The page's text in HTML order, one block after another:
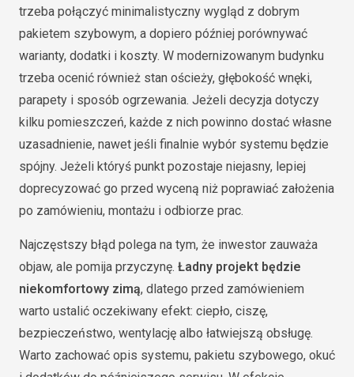
trzeba połączyć minimalistyczny wygląd z dobrym
pakietem szybowym, a dopiero później porównywać
warianty, dodatki i koszty. W modernizowanym budynku
trzeba ocenić również stan ościeży, głębokość wnęki,
parapety i sposób ogrzewania. Jeżeli decyzja dotyczy
kilku pomieszczeń, każde z nich powinno dostać własne
uzasadnienie, nawet jeśli finalnie wybór systemu będzie
spójny. Jeżeli któryś punkt pozostaje niejasny, lepiej
doprecyzować go przed wyceną niż poprawiać założenia
po zamówieniu, montażu i odbiorze prac.
Najczęstszy błąd polega na tym, że inwestor zauważa
objaw, ale pomija przyczynę. Ładny projekt będzie
niekomfortowy zimą, dlatego przed zamówieniem
warto ustalić oczekiwany efekt: ciepło, ciszę,
bezpieczeństwo, wentylację albo łatwiejszą obsługę.
Warto zachować opis systemu, pakietu szybowego, okuć